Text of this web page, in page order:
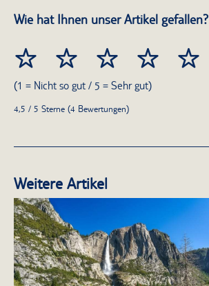
Wie hat Ihnen unser Artikel gefallen?
(1 = Nicht so gut / 5 = Sehr gut)
4,5 / 5 Sterne (4 Bewertungen)
Weitere Artikel